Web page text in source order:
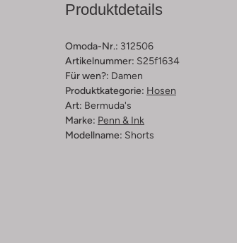
Produktdetails
Omoda-Nr.: 312506
Artikelnummer: S25f1634
Für wen?: Damen
Produktkategorie: Hosen
Art: Bermuda's
Marke: Penn & Ink
Modellname: Shorts